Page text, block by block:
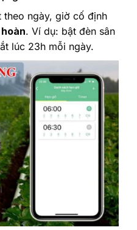
theo ngày, giờ cố định
. Ví dụ: bật đèn sân
lúc 23h mỗi ngày.